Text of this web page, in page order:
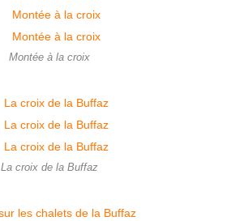
Montée à la croix
La croix de la Buffaz